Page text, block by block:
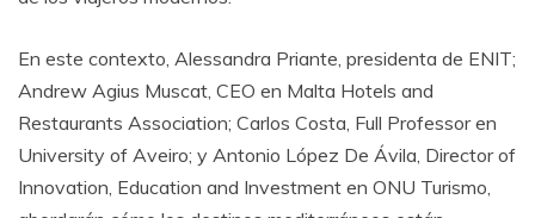
En este contexto, Alessandra Priante, presidenta de ENIT;
Andrew Agius Muscat, CEO en Malta Hotels and
Restaurants Association; Carlos Costa, Full Professor en
University of Aveiro; y Antonio López De Ávila, Director of
Innovation, Education and Investment en ONU Turismo,